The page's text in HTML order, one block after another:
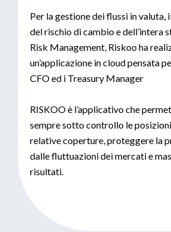
Per la gestione dei flussi in
del rischio di cambio e dell’intera
Risk Management, Riskoo ha
un’applicazione in cloud pensata
CFO ed i Treasury Manager
RISKOO è l’applicativo che
sempre sotto controllo le
relative coperture, proteggere la
dalle fluttuazioni dei mercati e
risultati.